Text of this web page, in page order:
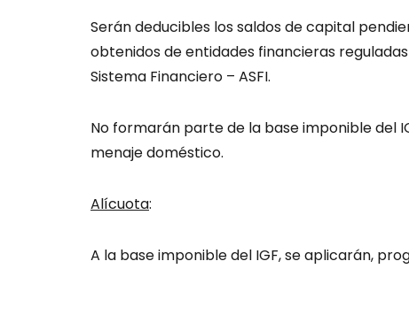
Serán deducibles los saldos de capital
obtenidos de entidades financieras
Sistema Financiero – ASFI.
No formarán parte de la base imponible del
menaje doméstico.
Alícuota:
A la base imponible del IGF, se aplicarán,